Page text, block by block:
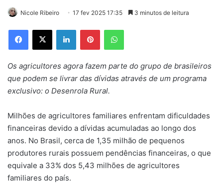
Nicole Ribeiro 17 fev 2025 17:35 3 minutos de leitura
Facebook
X LinkedinPinterestWhatsApp
Os agricultores agora fazem parte do grupo de brasileiros
que podem se livrar das dívidas através de um programa
exclusivo: o Desenrola Rural.
Milhões de agricultores familiares enfrentam dificuldades
financeiras devido a dívidas acumuladas ao longo dos
anos. No Brasil, cerca de 1,35 milhão de pequenos
produtores rurais possuem pendências financeiras, o que
equivale a 33% dos 5,43 milhões de agricultores
familiares do país.